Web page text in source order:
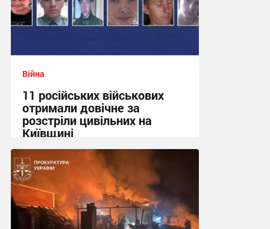
Війна
11 російських військових
отримали довічне за
розстріли цивільних на
Київщині
23:09 вчора